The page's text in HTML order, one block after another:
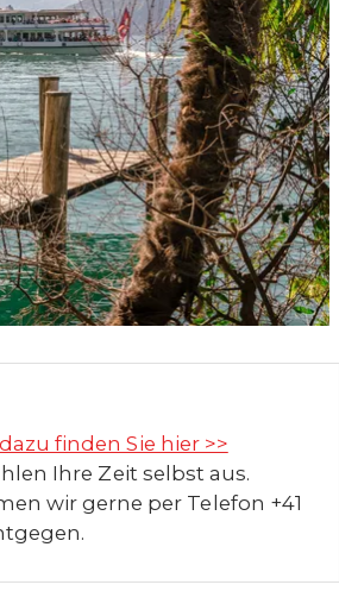
finden Sie hier >>
Ihre Zeit selbst aus.
wir gerne per Telefon +41